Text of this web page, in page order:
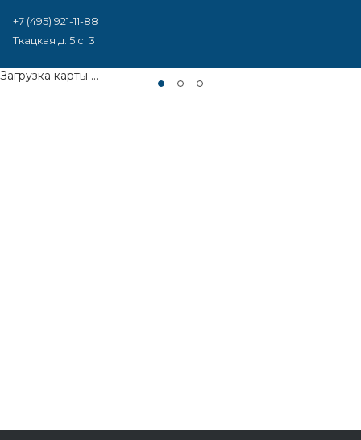
+7 (495) 921-11-88
Ткацкая д. 5 с. 3
Загрузка карты ...